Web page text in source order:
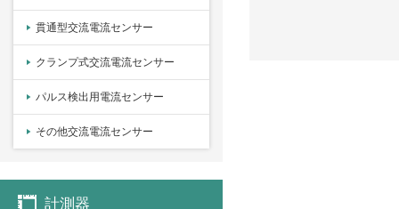
貫通型交流電流センサー
クランプ式交流電流センサー
パルス検出用電流センサー
その他交流電流センサー
計測器